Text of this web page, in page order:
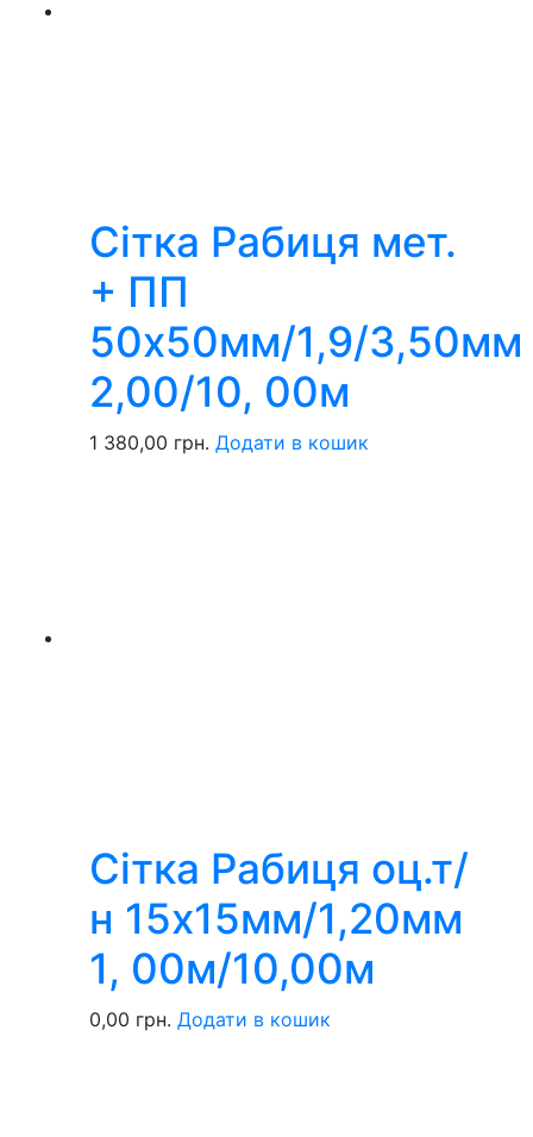
Сітка Рабиця мет.
+ ПП
50х50мм/1,9/3,50мм
2,00/10, 00м
1 380,00 грн. Додати в кошик
Сітка Рабиця оц.т/
н 15х15мм/1,20мм
1, 00м/10,00м
0,00 грн. Додати в кошик